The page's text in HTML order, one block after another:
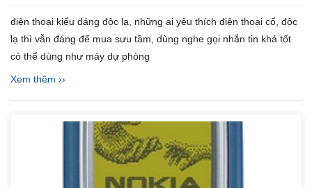
điện thoại kiểu dáng độc lạ, những ai yêu thích điện thoại cổ, độc
lạ thì vẫn đáng để mua sưu tầm, dùng nghe gọi nhắn tin khá tốt
có thể dùng như máy dự phòng
Xem thêm ››